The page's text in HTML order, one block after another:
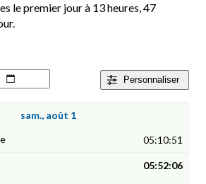
le premier jour à 13 heures, 47
Personnaliser
sam., août 1
05:10:51
05:52:06